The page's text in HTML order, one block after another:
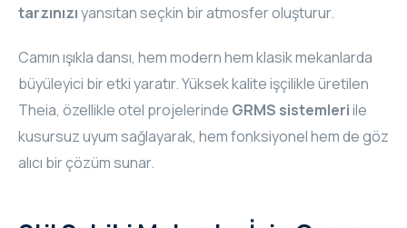
tarzınızıyansıtan seçkin bir atmosfer oluşturur.
Camın ışıkla dansı, hem modern hem klasik mekanlarda
büyüleyici bir etki yaratır. Yüksek kalite işçilikle üretilen
Theia, özellikle otel projelerinde GRMS sistemleriile
kusursuz uyum sağlayarak, hem fonksiyonel hem de göz
alıcı bir çözüm sunar.